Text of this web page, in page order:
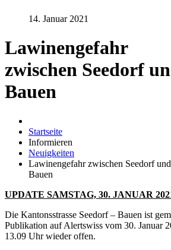
14. Januar 2021
Lawinengefahr
zwischen Seedorf
Bauen
Startseite
Informieren
Neuigkeiten
Lawinengefahr zwischen Seedorf und
Bauen
UPDATE SAMSTAG, 30. JANUAR
Die Kantonsstrasse Seedorf – Bauen ist
Publikation auf Alertswiss vom 30. Januar
13.09 Uhr wieder offen.